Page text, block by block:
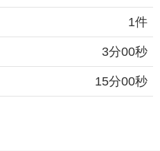
1件
3分00秒
15分00秒